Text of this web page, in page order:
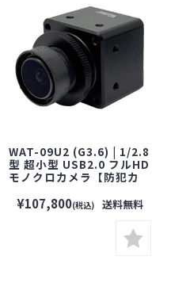
WAT-09U2 (G3.6) | 1/2.8
型 超小型 USB2.0 フルHD
モノクロカメラ【防犯カ
【小型カメラ】【セキュ
リティーカメラ】
【WATEC】【ワテック】
¥107,800(税込) 送料無料